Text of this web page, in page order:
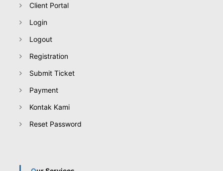
s
Client Portal
Login
Logout
Registration
Submit Ticket
Payment
Kontak Kami
Reset Password